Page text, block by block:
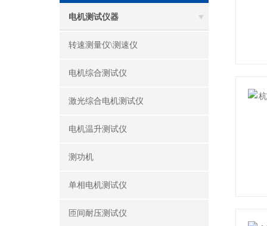
电机测试仪器
转速测量仪\测速仪
电机综合测试仪
激光综合电机测试仪
电机温升测试仪
测功机
单相电机测试仪
匝间耐压测试仪